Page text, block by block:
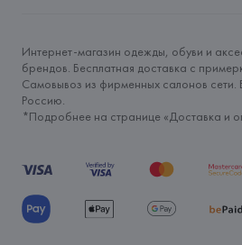
Интернет-магазин одежды, обуви и
брендов. Бесплатная доставка с
Самовывоз из фирменных салонов сети.
Россию.
*Подробнее на странице «Доставка и